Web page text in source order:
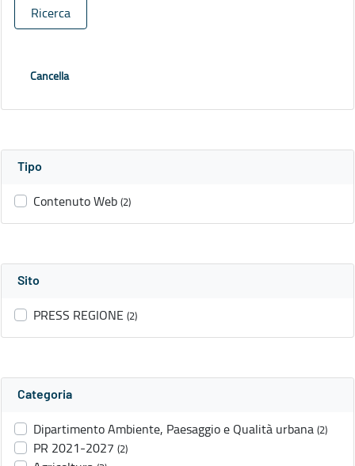
Ricerca
Cancella
Tipo
Contenuto Web (2)
Sito
PRESS REGIONE (2)
Categoria
Dipartimento Ambiente, Paesaggio e Qualità urbana (2)
PR 2021-2027 (2)